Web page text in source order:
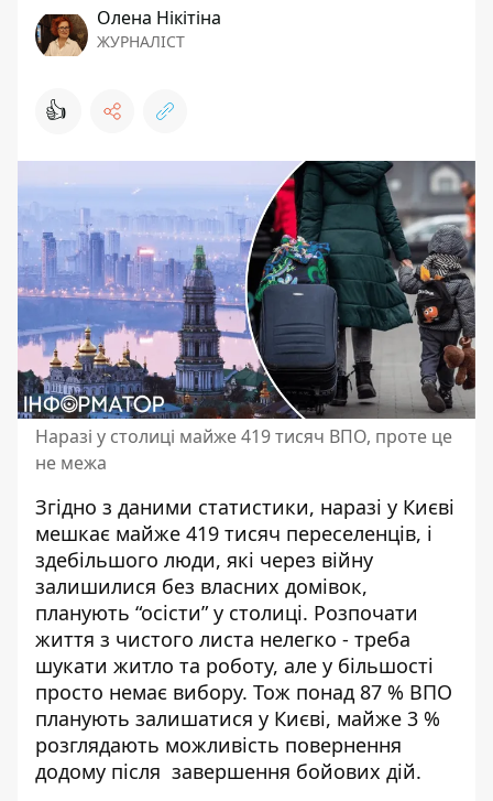
Олена Нікітіна
ЖУРНАЛІСТ
👍
Наразі у столиці майже 419 тисяч ВПО, проте це
не межа
Згідно з даними статистики, наразі у Києві
мешкає майже 419 тисяч переселенців, і
здебільшого люди, які через війну
залишилися без власних домівок,
планують “осісти” у столиці. Розпочати
життя з чистого листа нелегко - треба
шукати житло та роботу, але у більшості
просто немає вибору. Тож понад 87 % ВПО
планують залишатися у Києві, майже 3 %
розглядають можливість повернення
додому після завершення бойових дій.